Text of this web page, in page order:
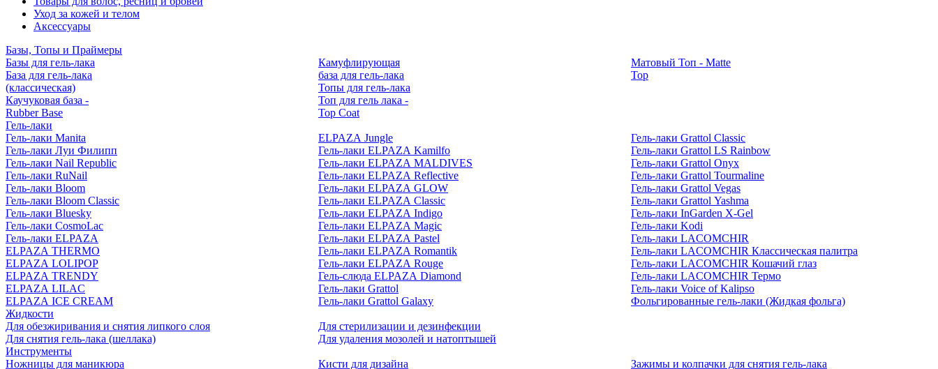
Уход за кожей и телом
Аксессуары
Базы, Топы и Праймеры
Базы для гель-лака
База для гель-лака
(классическая)
Каучуковая база -
Rubber Base
Камуфлирующая
база для гель-лака
Топы для гель-лака
Топ для гель лака -
Top Coat
Матовый Топ - Matte
Top
Гель-лаки
Гель-лаки Manita
Гель-лаки Луи Филипп
Гель-лаки Nail Republic
Гель-лаки RuNail
Гель-лаки Bloom
Гель-лаки Bloom Classic
Гель-лаки Bluesky
Гель-лаки CosmoLac
Гель-лаки ELPAZA
ELPAZA THERMO
ELPAZA LOLIPOP
ELPAZA TRENDY
ELPAZA LILAC
ELPAZA IСE CREAM
ELPAZA Jungle
Гель-лаки ELPAZA Kamilfo
Гель-лаки ELPAZA MALDIVES
Гель-лаки ELPAZA Reflective
Гель-лаки ELPAZA GLOW
Гель-лаки ELPAZA Classic
Гель-лаки ELPAZA Indigo
Гель-лаки ELPAZA Magic
Гель-лаки ELPAZA Pastel
Гель-лаки ELPAZA Romantik
Гель-лаки ELPAZA Rouge
Гель-слюда ELPAZA Diamond
Гель-лаки Grattol
Гель-лаки Grattol Galaxy
Гель-лаки Grattol Classic
Гель-лаки Grattol LS Rainbow
Гель-лаки Grattol Onyx
Гель-лаки Grattol Tourmaline
Гель-лаки Grattol Vegas
Гель-лаки Grattol Yashma
Гель-лаки InGarden X-Gel
Гель-лаки Kodi
Гель-лаки LACOMCHIR
Гель-лаки LACOMCHIR Классическая палитра
Гель-лаки LACOMCHIR Кошачий глаз
Гель-лаки LACOMCHIR Термо
Гель-лаки Voice of Kalipso
Фольгированные гель-лаки (Жидкая фольга)
Жидкости
Для обезжиривания и снятия липкого слоя
Для снятия гель-лака (шеллака)
Для стерилизации и дезинфекции
Для удаления мозолей и натоптышей
Инструменты
Ножницы для маникюра
Кисти для дизайна
Зажимы и колпачки для снятия гель-лака